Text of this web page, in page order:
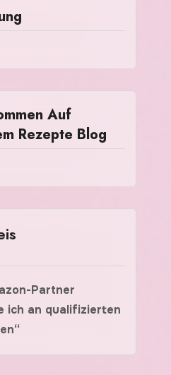
Auf
Rezepte Blog
Partner
ich an qualifizierten